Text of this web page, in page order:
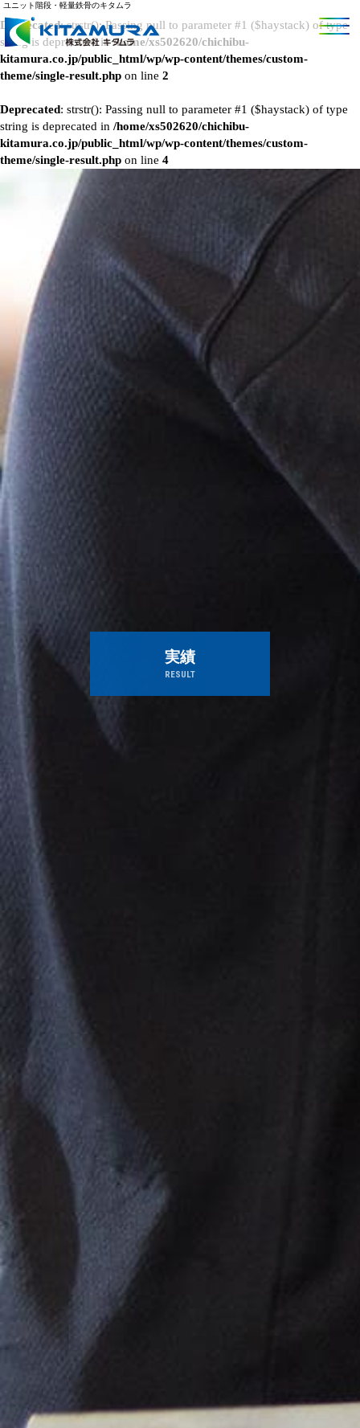
Deprecated: strstr(): Passing null to parameter #1 ($haystack) of type
string is deprecated in/home/xs502620/chichibu-
kitamura.co.jp/public_html/wp/wp-content/themes/custom-
theme/single-result.php on line 2
Deprecated: strstr(): Passing null to parameter #1 ($haystack) of type
string is deprecated in /home/xs502620/chichibu-
kitamura.co.jp/public_html/wp/wp-content/themes/custom-
theme/single-result.php on line 4
ユニット階段・軽量鉄骨のキタムラ
実績
RESULT